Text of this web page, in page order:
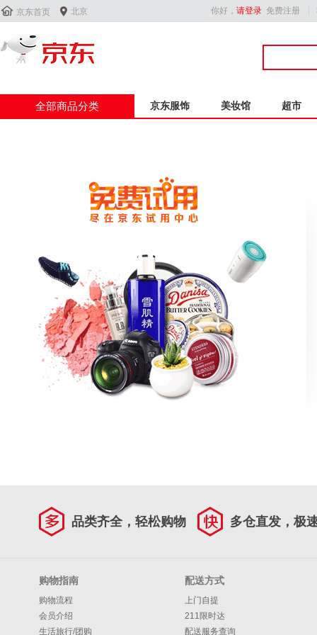
 京东首页  北京 你好， 请登录 免费注册
全部商品分类 京东服饰 美妆馆 超市
品类齐全，轻松购物 多仓直发，极
购物指南
购物流程
会员介绍
生活旅行/团购
配送方式
上门自提
211限时达
配送服务查询